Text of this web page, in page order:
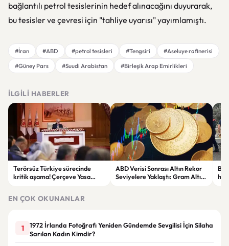
bağlantılı petrol tesislerinin hedef alınacağını duyurarak,
bu tesisler ve çevresi için "tahliye uyarısı" yayımlamıştı.
#İran #ABD #petrol tesisleri #Tengsiri
#Aseluye rafinerisi
#Güney Pars
#Suudi Arabistan #Birleşik Arap Emirlikleri
İLGILI HABERLER
Terörsüz Türkiye sürecinde
kritik aşama! Çerçeve Yasa
ABD Verisi Sonrası Altın Rekor
Seviyelere Yaklaştı: Gram Altın
EN ÇOK OKUNANLAR
1
1972 İrlanda Fotoğrafı Yeniden Gündemde Sevgilisi İçin Silaha
Sarılan Kadın Kimdir?